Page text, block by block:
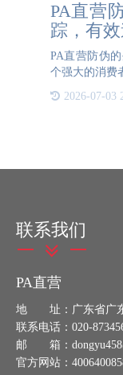
PA直营
踪，有
PA直营防伪
个强大的消费
二维码的数据
统通过整合分
2026-07-03
联系我们
PA直营
地 址：广东省广
联系电话：020-
邮 箱：
官方网站：